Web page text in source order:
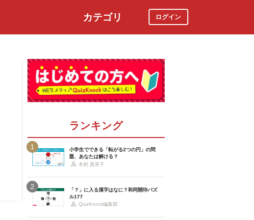
カテゴリ ログイン
ランキング
1
小学生でできる「転がる2つの円」の問
題、あなたは解ける？
木村 真実子
2
「？」に入る漢字はなに？和同開珎パズ
ル177
QuizKnock編集部